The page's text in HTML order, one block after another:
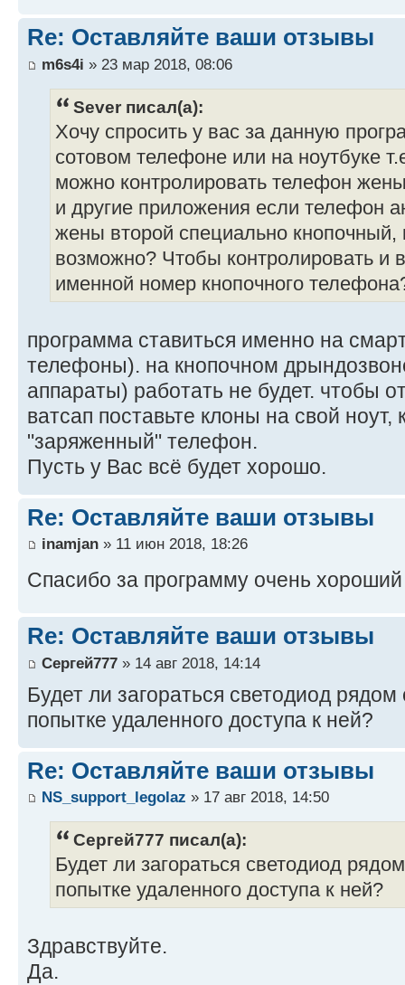
Re: Оставляйте ваши отзывы
m6s4i » 23 мар 2018, 08:06
Sever писал(а):
Хочу спросить у вас за данную
сотовом телефоне или на ноутбуке
можно контролировать телефон
и другие приложения если телефон
жены второй специально кнопочный,
возможно? Чтобы контролировать и
именной номер кнопочного
программа ставиться именно на
телефоны). на кнопочном
аппараты) работать не будет. чтобы
ватсап поставьте клоны на свой ноут,
"заряженный" телефон.
Пусть у Вас всё будет хорошо.
Re: Оставляйте ваши отзывы
inamjan » 11 июн 2018, 18:26
Спасибо за программу очень
Re: Оставляйте ваши отзывы
Сергей777 » 14 авг 2018, 14:14
Будет ли загораться светодиод
попытке удаленного доступа к ней?
Re: Оставляйте ваши отзывы
NS_support_legolaz » 17 авг 2018, 14:50
Сергей777 писал(а):
Будет ли загораться светодиод
попытке удаленного доступа к ней?
Здравствуйте.
Да.